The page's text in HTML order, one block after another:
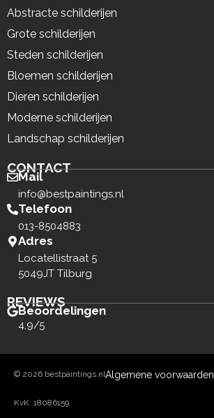
Abstracte schilderijen
Grote schilderijen
Steden schilderijen
Bloemen schilderijen
Dieren schilderijen
Moderne schilderijen
Landschap schilderijen
CONTACT
Mail
info@bestpaintings.nl
Telefoon
013-8504883
Adres
Locatellistraat 5
5049JT Tilburg
REVIEWS
Beoordelingen
4,9/5
© 2026 bestpaintings.nlAlgemene voorwaarden
KvK: 18086159